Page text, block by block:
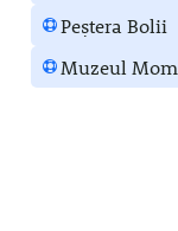
Peștera Bolii
Muzeul